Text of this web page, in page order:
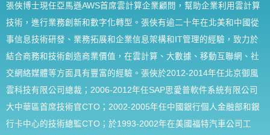
張俠博士現任亞馬遜AWS首席雲計算企業顧問，幫助企業利用雲計算
技術，進行業務創新和數字化轉型。張俠有逾二十年在北美和中國從
事信息技術研發、業務拓展和企業信息架構和IT管理的經驗，致力於
結合商務和技術創造商業價值，在雲計算、大數據、移動互聯網、社
交網絡媒體等方面具有豐富的經驗。張俠於2012-2014年任北京御風
雲科技有限公司總裁；2006-2012年任SAP思愛普軟件系統有限公司
大中華區首席技術官CTO；2002-2005年任中國銀行個人金融部和銀
行卡中心的技術總監CTO；於1993-2002年在美國福特汽車公司工